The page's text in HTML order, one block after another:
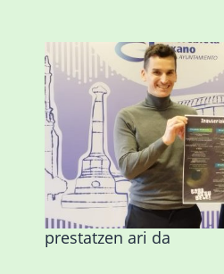
Amorebieta musikaz,
alaitasunez beteriko
prestatzen ari da